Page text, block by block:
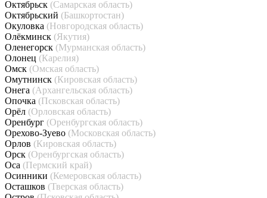
Октябрьск (Самарская область)
Октябрьский (Башкортостан)
Окуловка (Новгородская область)
Олёкминск (Якутия)
Оленегорск (Мурманская область)
Олонец (Карелия)
Омск (Омская область)
Омутнинск (Кировская область)
Онега (Архангельская область)
Опочка (Псковская область)
Орёл (Орловская область)
Оренбург (Оренбургская область)
Орехово-Зуево (Московская область)
Орлов (Кировская область)
Орск (Оренбургская область)
Оса (Пермский край)
Осинники (Кемеровская область)
Осташков (Тверская область)